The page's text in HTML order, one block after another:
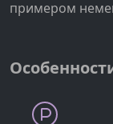
примером